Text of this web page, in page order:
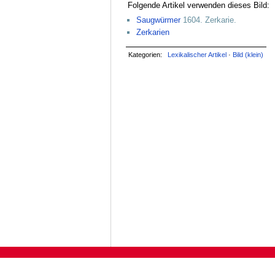
Folgende Artikel verwenden dieses Bild:
Saugwürmer 1604. Zerkarie.
Zerkarien
Kategorien: Lexikalischer Artikel · Bild (klein)